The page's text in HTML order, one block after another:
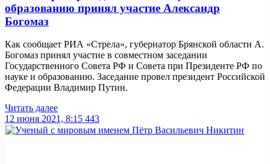
образованию принял участие Александр
Богомаз
Как сообщает РИА «Стрела», губернатор Брянской области А.
Богомаз принял участие в совместном заседании
Государственного Совета РФ и Совета при Президенте РФ по
науке и образованию. Заседание провел президент Российской
Федерации Владимир Путин.
Читать далее
12 июня 2021, 8:15 443